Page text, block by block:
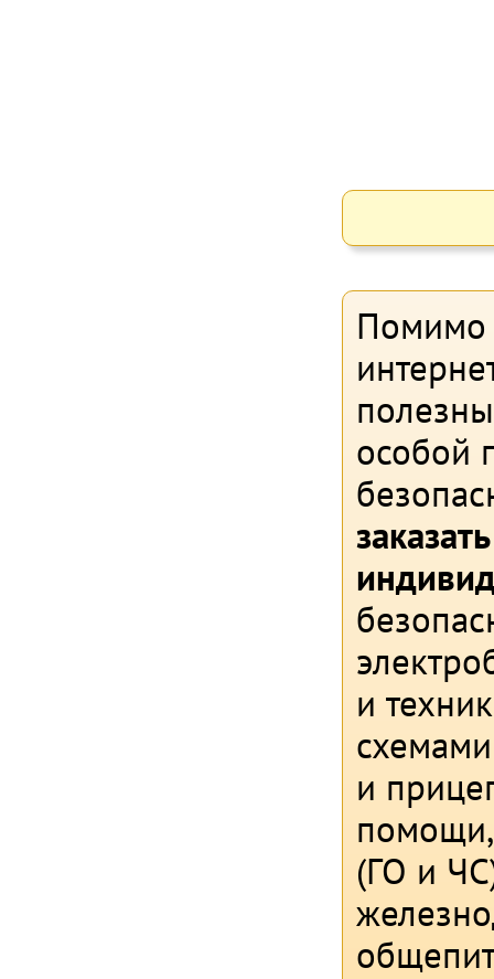
Помимо
особой
и
и
(ГО и